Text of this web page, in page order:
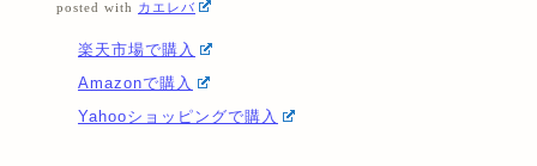
posted with カエレバ
楽天市場で購入
Amazonで購入
Yahooショッピングで購入